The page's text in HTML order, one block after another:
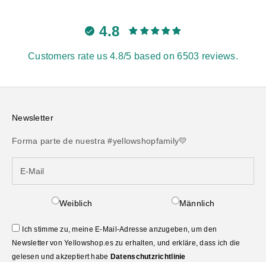
4.8
Customers rate us 4.8/5 based on 6503 reviews.
Newsletter
Forma parte de nuestra #yellowshopfamily💛
Weiblich Männlich
Ich stimme zu, meine E-Mail-Adresse anzugeben, um den
Newsletter von Yellowshop.es zu erhalten, und erkläre, dass ich die
gelesen und akzeptiert habe Datenschutzrichtlinie